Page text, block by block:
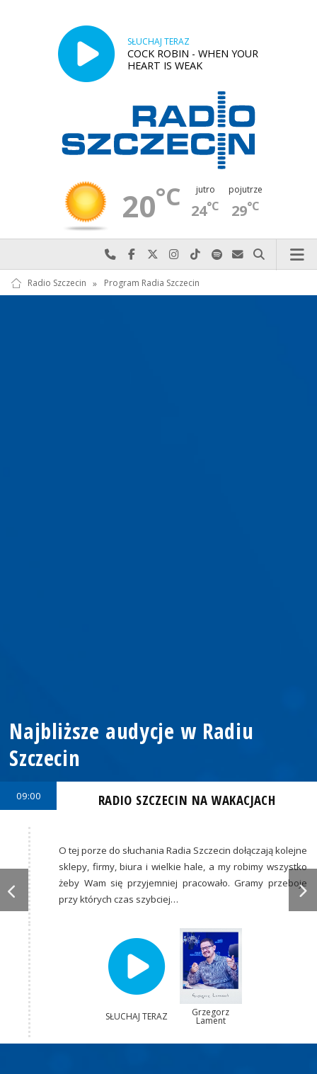
SŁUCHAJ TERAZ
COCK ROBIN - WHEN YOUR
HEART IS WEAK
20°C jutro
24°C
pojutrze
29°C
Najlepiej po prostu do nas zadzwoń
Odwiedź nas na Facebook-u
Odwiedź nas na X
Odwiedź nas na Instagram-ie
Odwiedź nas na TikTok-u
Szukaj nas na Spotify
Wyślij do nas
Szukaj
Radio Szczecin » Program Radia Szczecin
Najbliższe audycje w Radiu
Szczecin
09:00 RADIO SZCZECIN NA WAKACJACH
O tej porze do słuchania Radia Szczecin dołączają kolejne
sklepy, firmy, biura i wielkie hale, a my robimy wszystko
żeby Wam się przyjemniej pracowało. Gramy przeboje
przy których czas szybciej…
SŁUCHAJ TERAZ Grzegorz
Lament